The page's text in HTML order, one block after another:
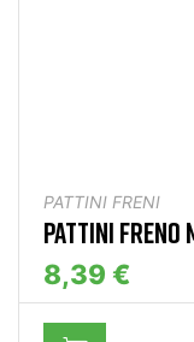
PATTINI FRENI
PATTINI
8,39 €